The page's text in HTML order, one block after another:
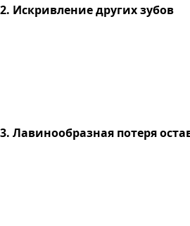
2. Искривление других зубов
3. Лавинообразная потеря